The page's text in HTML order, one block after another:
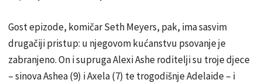
Gost epizode, komičar Seth Meyers, pak, ima sasvim
drugačiji pristup: u njegovom kućanstvu psovanje je
zabranjeno. On i supruga Alexi Ashe roditelji su troje djece
– sinova Ashea (9) i Axela (7) te trogodišnje Adelaide – i